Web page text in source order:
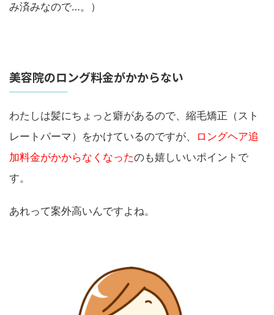
み済みなので…。）
美容院のロング料金がかからない
わたしは髪にちょっと癖があるので、縮毛矯正（スト
レートパーマ）をかけているのですが、
ロングヘア追
加料金がかからなくなったのも嬉しいいポイントで
す。
あれって案外高いんですよね。